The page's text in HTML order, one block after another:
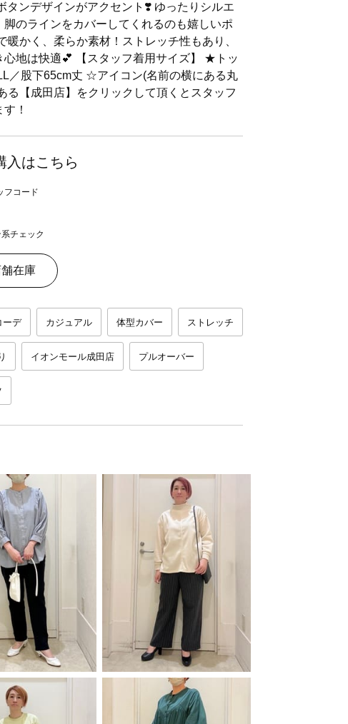
タンデザインがアクセント❣️ ゆったりシルエ
脚のラインをカバーしてくれるのも嬉しいポ
暖かく、柔らか素材！ストレッチ性もあり、
心地は快適💕 【スタッフ着用サイズ】 ★トッ
／股下65cm丈 ☆アイコン(名前の横にある丸
る【成田店】をクリックして頂くとスタッフ
！
入はこちら
チェック
舗在庫
ーデ カジュアル 体型カバー ストレッチ
イオンモール成田店 プルオーバー